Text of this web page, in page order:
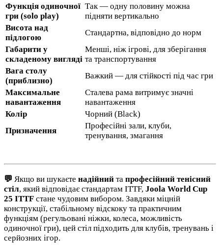
Функція одиночної
гри (solo play)
Так — одну половину можна
підняти вертикально
Висота над
підлогою
Стандартна, відповідно до норм
Габарити у
складеному вигляді
Менші, ніж ігрові, для зберігання
та транспортування
Вага столу
(приблизно)
Важкий — для стійкості під час гри
Максимальне
навантаження
Сталева рама витримує значні
навантаження
Колір
Чорний (Black)
Призначення
Професійні зали, клуби,
тренування, змагання
💬 Якщо ви шукаєте надійний та професійний тенісний
стіл, який відповідає стандартам ITTF, Joola World Cup
25 ITTF стане чудовим вибором. Завдяки міцній
конструкції, стабільному відскоку та практичним
функціям (регульовані ніжки, колеса, можливість
одиночної гри), цей стіл підходить для клубів, тренувань і
серйозних ігор.